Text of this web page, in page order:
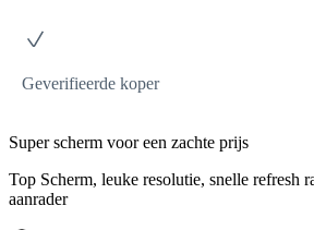
Geverifieerde koper
Super scherm voor een zachte prijs
Top Scherm, leuke resolutie, snelle refresh
aanrader